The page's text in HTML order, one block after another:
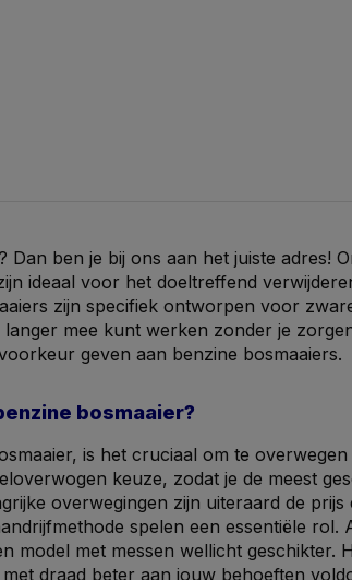
? Dan ben je bij ons aan het juiste adres!
ideaal voor het doeltreffend
zijn specifiek ontworpen voor
mee kunt werken zonder je
geven aan benzine bosmaaiers.
bosmaaier?
is het cruciaal om te
keuze, zodat je de meest
overwegingen zijn uiteraard de
spelen een essentiële rol.
met messen wellicht geschikter.
draad beter aan jouw behoeften